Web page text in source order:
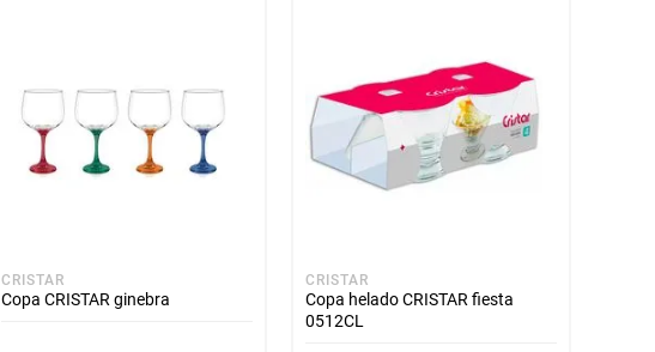
CRISTAR
Copa CRISTAR ginebra
CRISTAR
Copa helado CRISTAR fiesta
0512CL